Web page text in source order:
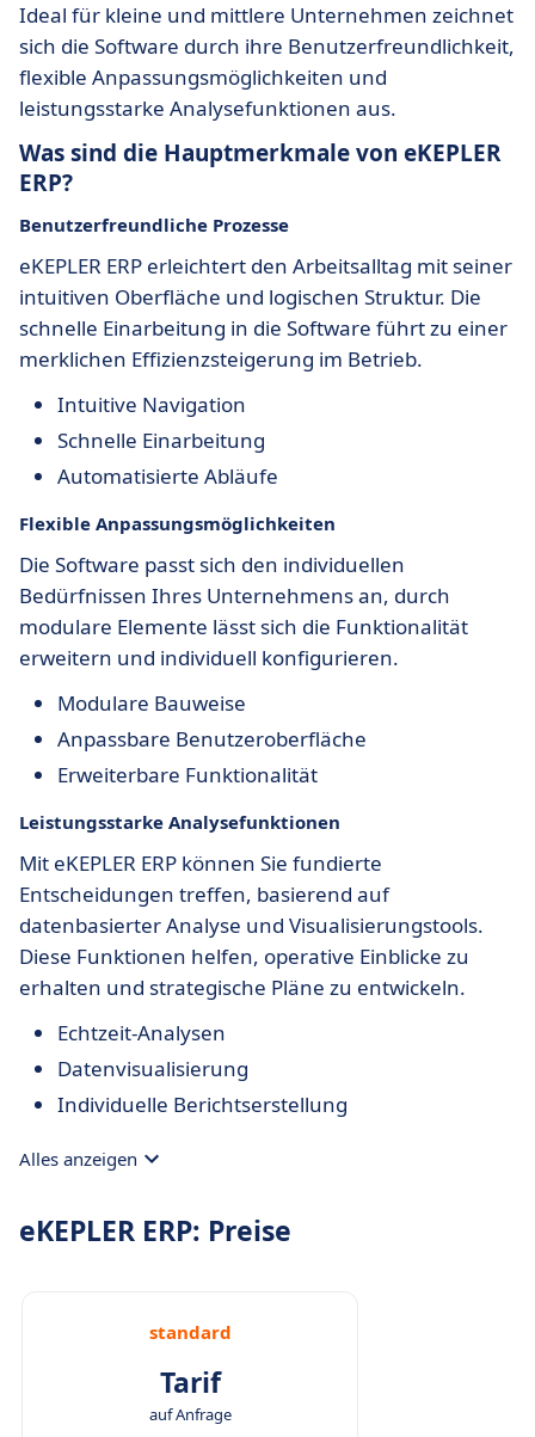
Ideal für kleine und mittlere Unternehmen zeichnet
sich die Software durch ihre Benutzerfreundlichkeit,
flexible Anpassungsmöglichkeiten und
leistungsstarke Analysefunktionen aus.
Was sind die Hauptmerkmale von eKEPLER
ERP?
Benutzerfreundliche Prozesse
eKEPLER ERP erleichtert den Arbeitsalltag mit seiner
intuitiven Oberfläche und logischen Struktur. Die
schnelle Einarbeitung in die Software führt zu einer
merklichen Effizienzsteigerung im Betrieb.
Intuitive Navigation
Schnelle Einarbeitung
Automatisierte Abläufe
Flexible Anpassungsmöglichkeiten
Die Software passt sich den individuellen
Bedürfnissen Ihres Unternehmens an, durch
modulare Elemente lässt sich die Funktionalität
erweitern und individuell konfigurieren.
Modulare Bauweise
Anpassbare Benutzeroberfläche
Erweiterbare Funktionalität
Leistungsstarke Analysefunktionen
Mit eKEPLER ERP können Sie fundierte
Entscheidungen treffen, basierend auf
datenbasierter Analyse und Visualisierungstools.
Diese Funktionen helfen, operative Einblicke zu
erhalten und strategische Pläne zu entwickeln.
Echtzeit-Analysen
Datenvisualisierung
Individuelle Berichtserstellung
Alles anzeigen
eKEPLER ERP: Preise
standard
Tarif
auf Anfrage